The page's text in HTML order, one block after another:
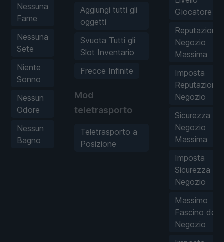
Nessuna
Fame
Nessuna
Sete
Niente
Sonno
Nessun
Odore
Nessun
Bagno
Aggiungi tutti gli
oggetti
Svuota Tutti gli
Slot Inventario
Frecce Infinite
Mod
teletrasporto
Teletrasporto a
Posizione
Giocatore
Reputazione
Negozio
Massima
Imposta
Reputazione
Negozio
Sicurezza
Negozio
Massima
Imposta
Sicurezza
Negozio
Massimo
Fascino del
Negozio